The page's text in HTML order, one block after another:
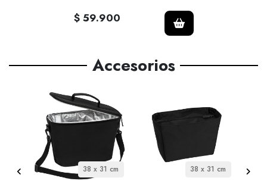
$ 59.900
Accesorios
38 x 31 cm 38 x 31 cm